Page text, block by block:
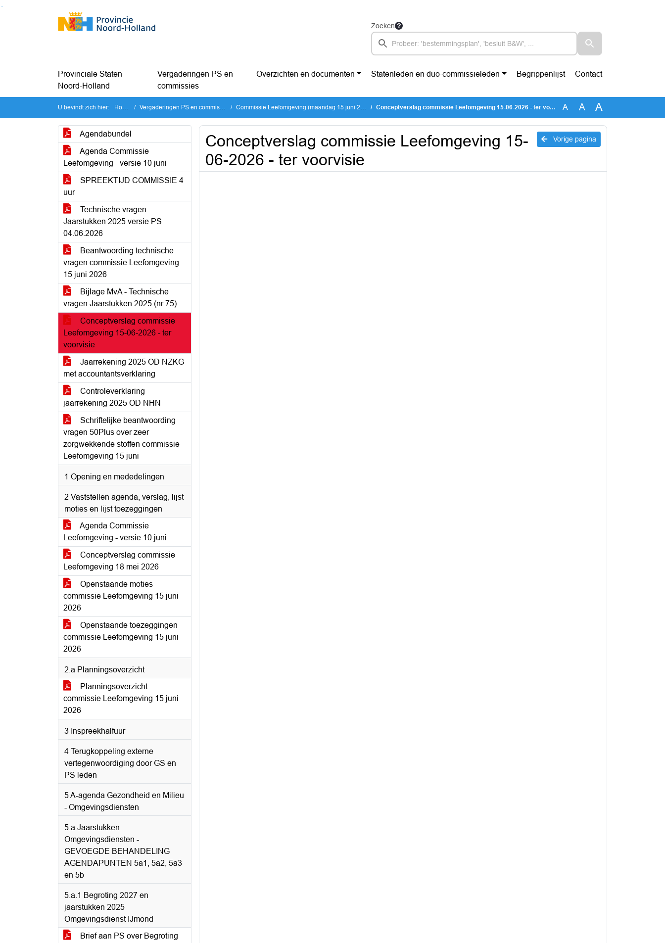
Ga naar de inhoud van deze pagina
Ga naar het zoeken
Zoeken
Provinciale Staten
Noord-Holland
Vergaderingen PS en
commissies
Overzichten en documenten Statenleden en duo-commissieleden Begrippenlijst Contact
U bevindt zich hier: Home Vergaderingen PS en commissies Commissie Leefomgeving (maandag 15 juni 2026) Conceptverslag commissie Leefomgeving 15-06-2026 - ter voorvisie A A A
Agendabundel
Agenda Commissie
Leefomgeving - versie 10 juni
SPREEKTIJD COMMISSIE 4
uur
Technische vragen
Jaarstukken 2025 versie PS
04.06.2026
Beantwoording technische
vragen commissie Leefomgeving
15 juni 2026
Bijlage MvA - Technische
vragen Jaarstukken 2025 (nr 75)
Conceptverslag commissie
Leefomgeving 15-06-2026 - ter
voorvisie
Jaarrekening 2025 OD NZKG
met accountantsverklaring
Controleverklaring
jaarrekening 2025 OD NHN
Schriftelijke beantwoording
vragen 50Plus over zeer
zorgwekkende stoffen commissie
Leefomgeving 15 juni
1 Opening en mededelingen
2 Vaststellen agenda, verslag, lijst
moties en lijst toezeggingen
Agenda Commissie
Leefomgeving - versie 10 juni
Conceptverslag commissie
Leefomgeving 18 mei 2026
Openstaande moties
commissie Leefomgeving 15 juni
2026
Openstaande toezeggingen
commissie Leefomgeving 15 juni
2026
2.a Planningsoverzicht
Planningsoverzicht
commissie Leefomgeving 15 juni
2026
3 Inspreekhalfuur
4 Terugkoppeling externe
vertegenwoordiging door GS en
PS leden
5 A-agenda Gezondheid en Milieu
- Omgevingsdiensten
5.a Jaarstukken
Omgevingsdiensten -
GEVOEGDE BEHANDELING
AGENDAPUNTEN 5a1, 5a2, 5a3
en 5b
5.a.1 Begroting 2027 en
jaarstukken 2025
Omgevingsdienst IJmond
Brief aan PS over Begroting
Vorige pagina
Conceptverslag commissie Leefomgeving 15-
06-2026 - ter voorvisie